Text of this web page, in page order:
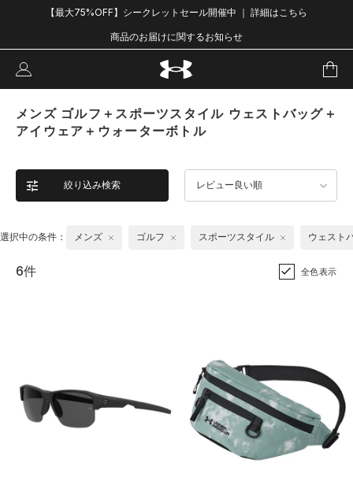
【最大75%OFF】シークレットセール開催中 ｜ 詳細はこちら
商品のお届けに関するお知らせ
メンズ ゴルフ＋スポーツスタイル ウェストバッグ＋
アイウェア＋ウォーターボトル
絞り込み検索 レビュー良い順
選択中の条件： メンズ ゴルフ スポーツスタイル ウェスト
6件 全色表示